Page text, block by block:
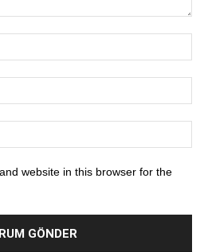
website in this browser for the